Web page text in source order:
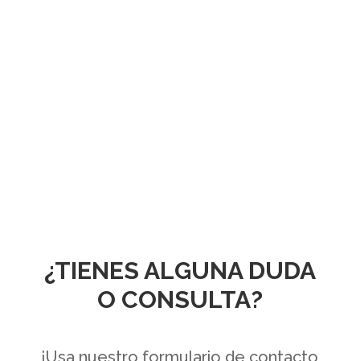
¿TIENES ALGUNA DUDA
O CONSULTA?
¡Usa nuestro formulario de contacto